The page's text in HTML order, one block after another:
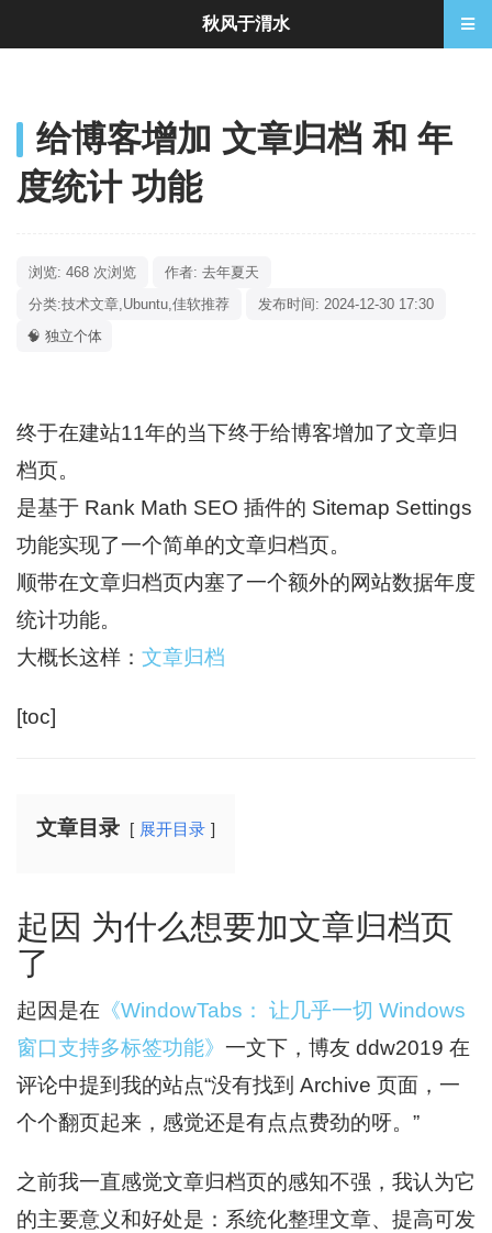
给博客增加 文章归档 和 年
度统计 功能
浏览: 468 次浏览
作者: 去年夏天
分类:技术文章,Ubuntu,佳软推荐
发布时间: 2024-12-30 17:30
🧠 独立个体
终于在建站11年的当下终于给博客增加了文章归
档页。
是基于 Rank Math SEO 插件的 Sitemap Settings
功能实现了一个简单的文章归档页。
顺带在文章归档页内塞了一个额外的网站数据年度
统计功能。
大概长这样： 文章归档
[toc]
文章目录 展开目录
起因 为什么想要加文章归档页
了
起因是在 《WindowTabs： 让几乎一切 Windows
窗口支持多标签功能》 一文下，博友 ddw2019 在
评论中提到我的站点“没有找到 Archive 页面，一
个个翻页起来，感觉还是有点点费劲的呀。”
之前我一直感觉文章归档页的感知不强，我认为它
的主要意义和好处是：系统化整理文章、提高可发
秋风于渭水